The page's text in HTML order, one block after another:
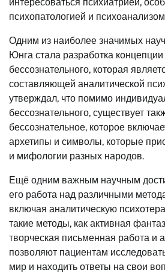
психопатологией и
Одним из наиболее значимых
Юнга стала разработка концепции
бессознательного, которая
составляющей аналитической
утверждал, что помимо
бессознательного, существует
бессознательное, которое
архетипы и символы, которые
и мифологии разных народов.
Ещё одним важным научным
его работа над различными
включая аналитическую
такие методы, как активная
творческая письменная работа и
позволяют пациентам
мир и находить ответы на свои